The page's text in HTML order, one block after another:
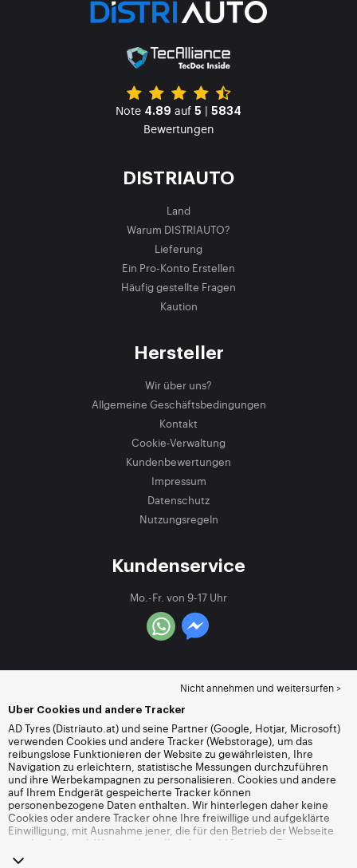
Note 4.89 auf 5 | 5834
Bewertungen
DISTRIAUTO
Land
Warum DISTRIAUTO?
Lieferung
Ein Pro-Konto Erstellen
Häufig gestellte Fragen
Kaution
Hersteller
Wir über uns?
Allgemeine Geschäftsbedingungen
Kontakt
Cookie-Verwaltung
Kundenbewertungen
Impressum
Datenschutz
Nutzungsregeln
Kundenservice
Mo.-Fr. von 9-17 Uhr
Nicht annehmen und weitersurfen >
Über Cookies und andere Tracker
AD Tyres (Distriauto.at) und seine Partner (Google, Hotjar, Microsoft)
verwenden Cookies und andere Tracker (Webstorage), um das
reibungslose Funktionieren der Website zu gewährleisten, Ihre
Navigation zu erleichtern, statistische Messungen durchzuführen
und ihre Werbekampagnen zu personalisieren. Cookies und andere
auf Ihrem Endgerät gespeicherte Tracker können
personenbezogene Daten enthalten. Wir hinterlegen daher keine
Cookies oder andere Tracker ohne Ihre freiwillige und aufgeklärte
Einwilligung, mit Ausnahme jener, die für den Betrieb der Webseite
unerlässlich sind. Wir speichern Ihre Auswahl für einen Zeitraum von
6 Monaten. Sie können Ihre Einwilligung jederzeit widerrufen, indem